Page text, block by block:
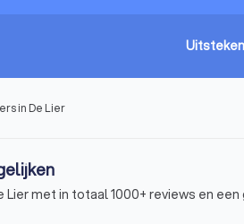
in De Lier
Lier met in totaal 1000+ reviews en